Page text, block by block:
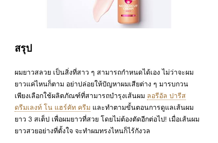
สรุป
ผมยาวสลวย เป็นสิ่งที่สาว ๆ สามารถกำหนดได้เอง ไม่ว่าจะผม
ยาวแค่ไหนก็ตาม อย่าปล่อยให้ปัญหาผมเสียต่าง ๆ มารบกวน
เพียงเลือกใช้ผลิตภัณฑ์ที่สามารถบำรุงเส้นผม ลอรีอัล ปารีส
ดรีมเลงท์ โน แฮร์คัท ครีม และทำตามขั้นตอนการดูแลเส้นผม
ยาว 3 สเต็ป เพื่อผมยาวที่สวย โดยไม่ต้องตัดอีกต่อไป! เมื่อเส้นผม
ยาวสวยอย่างที่ตั้งใจ จะทำผมทรงไหนก็ไร้กังวล